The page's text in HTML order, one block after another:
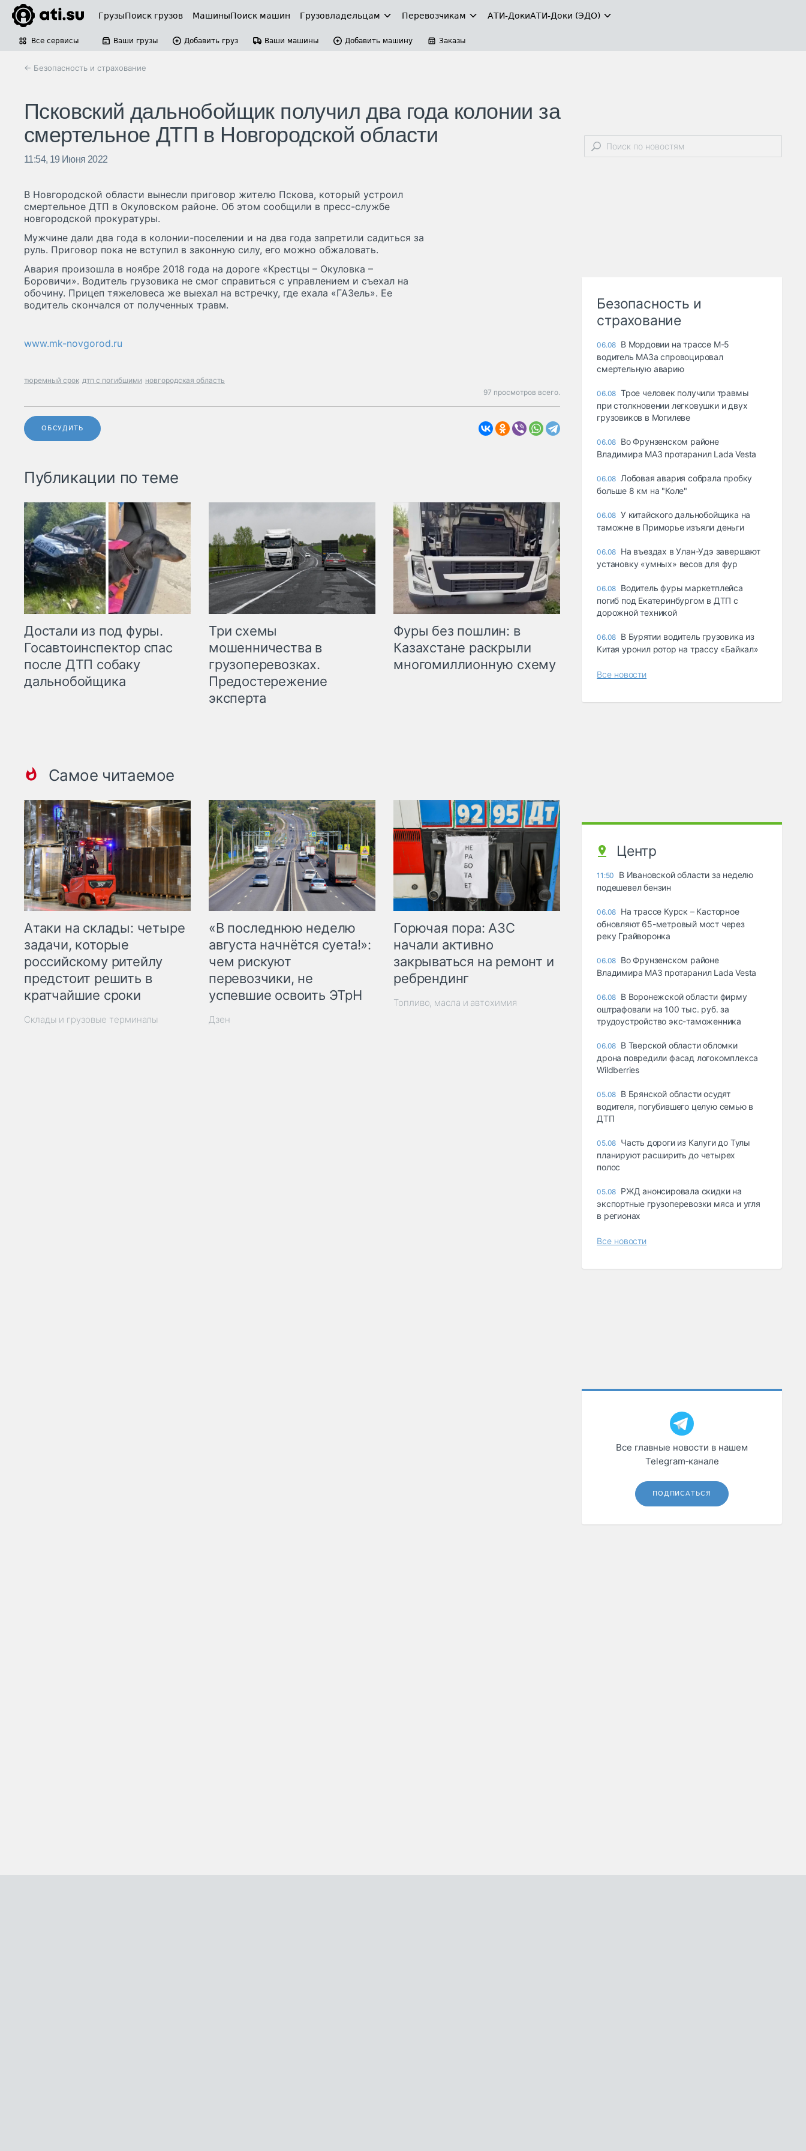
ГрузыПоиск грузов МашиныПоиск машин Грузовладельцам Перевозчикам АТИ-ДокиАТИ-Доки (ЭДО)
Все сервисы Ваши грузы Добавить груз Ваши машины Добавить машину Заказы
← Безопасность и страхование
Псковский дальнобойщик получил два года колонии за
смертельное ДТП в Новгородской области
11:54, 19 Июня 2022
В Новгородской области вынесли приговор жителю Пскова, который устроил
смертельное ДТП в Окуловском районе. Об этом сообщили в пресс-службе
новгородской прокуратуры.
Мужчине дали два года в колонии-поселении и на два года запретили садиться за
руль. Приговор пока не вступил в законную силу, его можно обжаловать.
Авария произошла в ноябре 2018 года на дороге «Крестцы – Окуловка –
Боровичи». Водитель грузовика не смог справиться с управлением и съехал на
обочину. Прицеп тяжеловеса же выехал на встречку, где ехала «ГАЗель». Ее
водитель скончался от полученных травм.
www.mk-novgorod.ru
тюремный срок дтп с погибшими новгородская область
97 просмотров всего.
ОБСУДИТЬ
Публикации по теме
Достали из под фуры.
Госавтоинспектор спас
после ДТП собаку
дальнобойщика
Три схемы
мошенничества в
грузоперевозках.
Предостережение
эксперта
Фуры без пошлин: в
Казахстане раскрыли
многомиллионную схему
Самое читаемое
Атаки на склады: четыре
задачи, которые
российскому ритейлу
предстоит решить в
кратчайшие сроки
Склады и грузовые терминалы
«В последнюю неделю
августа начнётся суета!»:
чем рискуют
перевозчики, не
успевшие освоить ЭТрН
Дзен
Горючая пора: АЗС
начали активно
закрываться на ремонт и
ребрендинг
Топливо, масла и автохимия
Безопасность и
страхование
06.08 В Мордовии на трассе М-5
водитель МАЗа спровоцировал
смертельную аварию
06.08 Трое человек получили травмы
при столкновении легковушки и двух
грузовиков в Могилеве
06.08 Во Фрунзенском районе
Владимира МАЗ протаранил Lada Vesta
06.08 Лобовая авария собрала пробку
больше 8 км на "Коле"
06.08 У китайского дальнобойщика на
таможне в Приморье изъяли деньги
06.08 Ha въeздax в Улaн-Удэ зaвepшaют
ycтaнoвкy «yмныx» вecoв для фyp
06.08 Водитель фуры маркетплейса
погиб под Екатеринбургом в ДТП с
дорожной техникой
06.08 В Бурятии водитель грузовика из
Китая уронил ротор на трассу «Байкал»
Все новости
Центр
11:50
В Ивановской области за неделю
подешевел бензин
06.08 На трассе Курск – Касторное
обновляют 65-метровый мост через
реку Грайворонка
06.08 Во Фрунзенском районе
Владимира МАЗ протаранил Lada Vesta
06.08 В Воронежской области фирму
оштрафовали на 100 тыс. руб. за
трудоустройство экс-таможенника
06.08 В Тверской области обломки
дрона повредили фасад логокомплекса
Wildberries
05.08 В Брянской области осудят
водителя, погубившего целую семью в
ДТП
05.08 Часть дороги из Калуги до Тулы
планируют расширить до четырех
полос
05.08 РЖД анонсировала скидки на
экспортные грузоперевозки мяса и угля
в регионах
Все новости
Все главные новости в нашем
Telegram‑канале
ПОДПИСАТЬСЯ